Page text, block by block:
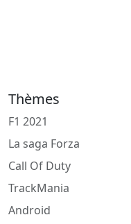
Thèmes
F1 2021
La saga Forza
Call Of Duty
TrackMania
Android